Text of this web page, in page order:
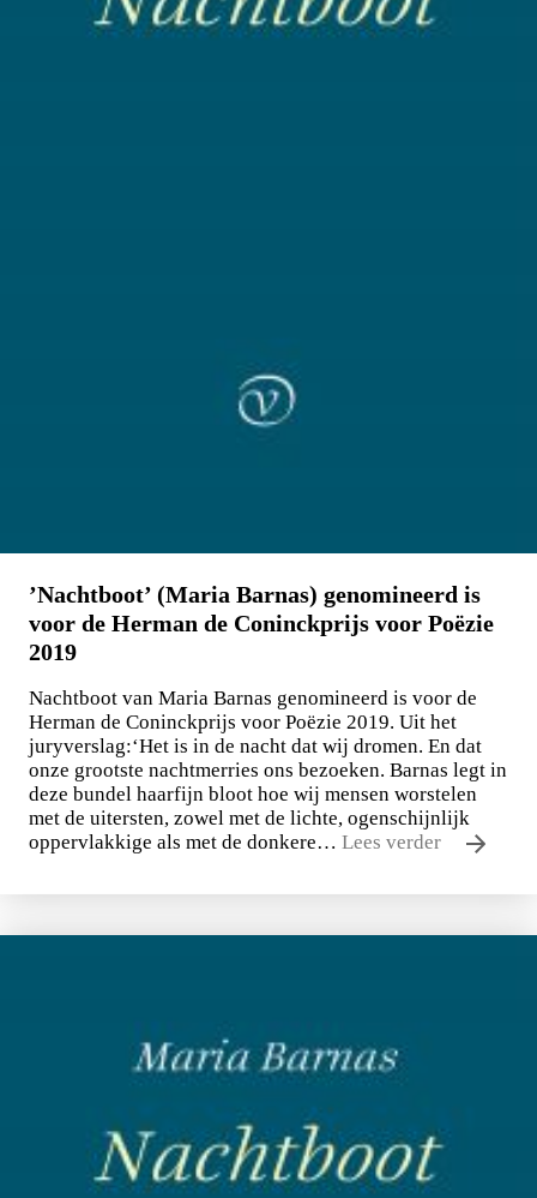
’Nachtboot’ (Maria Barnas) genomineerd is
voor de Herman de Coninckprijs voor Poëzie
2019
Nachtboot van Maria Barnas genomineerd is voor de
Herman de Coninckprijs voor Poëzie 2019. Uit het
juryverslag:‘Het is in de nacht dat wij dromen. En dat
onze grootste nachtmerries ons bezoeken. Barnas legt in
deze bundel haarfijn bloot hoe wij mensen worstelen
met de uitersten, zowel met de lichte, ogenschijnlijk
oppervlakkige als met de donkere… Lees verder